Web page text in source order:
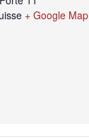
+ Google Map